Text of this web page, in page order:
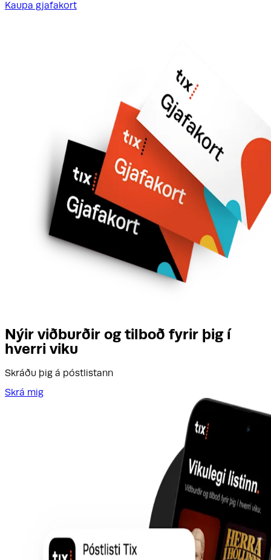
Kaupa gjafakort
Nýir viðburðir og tilboð fyrir þig í
hverri viku
Skráðu þig á póstlistann
Skrá mig